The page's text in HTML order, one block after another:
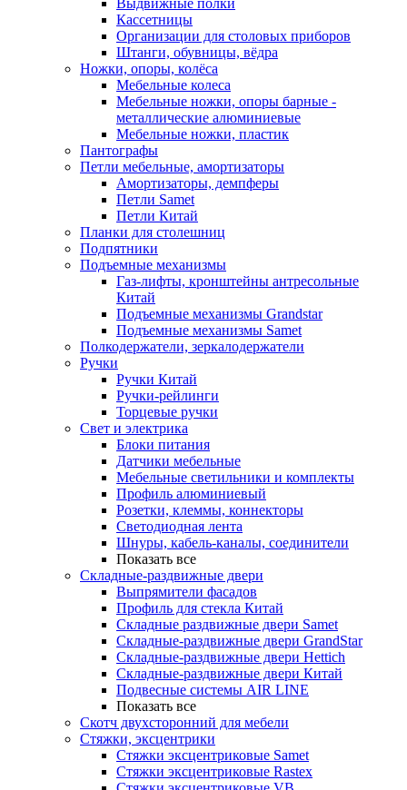
Выдвижные полки
Кассетницы
Организации для столовых приборов
Штанги, обувницы, вёдра
Ножки, опоры, колёса
Мебельные колеса
Мебельные ножки, опоры барные -
металлические алюминиевые
Мебельные ножки, пластик
Пантографы
Петли мебельные, амортизаторы
Амортизаторы, демпферы
Петли Samet
Петли Китай
Планки для столешниц
Подпятники
Подъемные механизмы
Газ-лифты, кронштейны антресольные
Китай
Подъемные механизмы Grandstar
Подъемные механизмы Samet
Полкодержатели, зеркалодержатели
Ручки
Ручки Китай
Ручки-рейлинги
Торцевые ручки
Свет и электрика
Блоки питания
Датчики мебельные
Мебельные светильники и комплекты
Профиль алюминиевый
Розетки, клеммы, коннекторы
Светодиодная лента
Шнуры, кабель-каналы, соединители
Показать все
Складные-раздвижные двери
Выпрямители фасадов
Профиль для стекла Китай
Складные раздвижные двери Samet
Складные-раздвижные двери GrandStar
Складные-раздвижные двери Hettich
Складные-раздвижные двери Китай
Подвесные системы AIR LINE
Показать все
Скотч двухсторонний для мебели
Стяжки, эксцентрики
Cтяжки эксцентриковые Samet
Стяжки эксцентриковые Rastex